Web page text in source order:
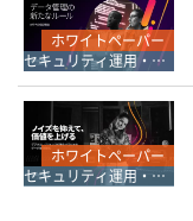
ホワイトペーパー
セキュリティ運用・SOC・SIEM・ログ管理
ホワイトペーパー
セキュリティ運用・SOC・SIEM・ログ管理